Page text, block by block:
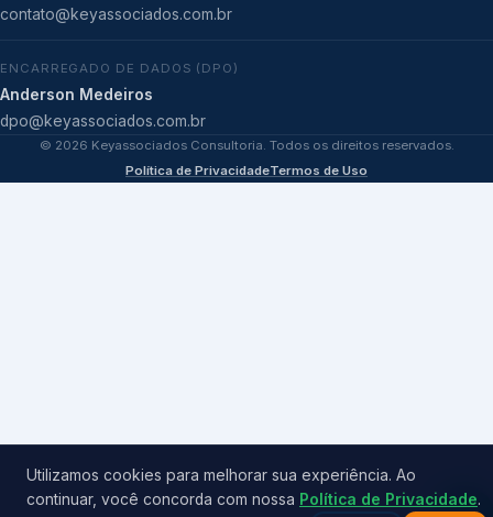
contato@keyassociados.com.br
ENCARREGADO DE DADOS (DPO)
Anderson Medeiros
dpo@keyassociados.com.br
© 2026 Keyassociados Consultoria. Todos os direitos reservados.
Política de PrivacidadeTermos de Uso
Utilizamos cookies para melhorar sua experiência. Ao
continuar, você concorda com nossa Política de Privacidade.